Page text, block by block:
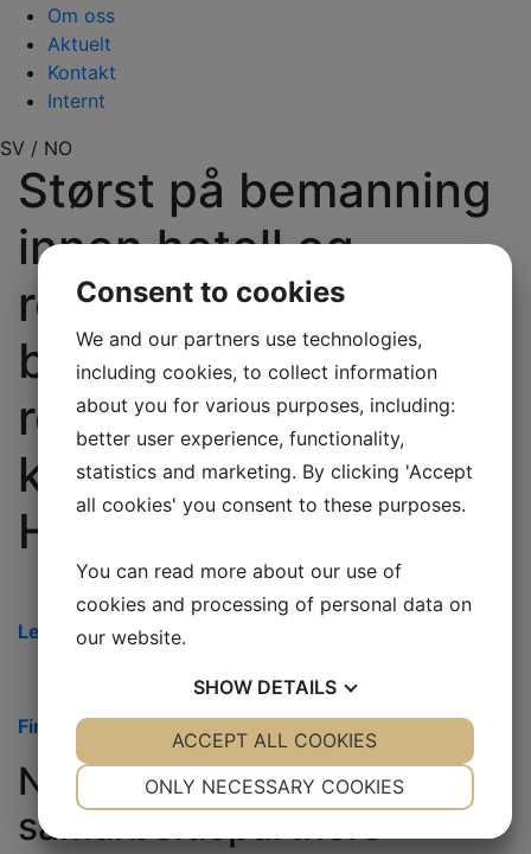
Om oss
Aktuelt
Kontakt
Internt
SV / NO
Størst på bemanning
innen hotell og
restaurant. Vi tilbyr
bemannings-
rekrutterings- og
kontraktløsninger til
HoReCa-bransjen
Ledige jobber
Finn ansatte
Noen av våre
samarbeidspartnere
Consent to cookies
We and our partners use technologies,
including cookies, to collect information
about you for various purposes, including:
better user experience, functionality,
statistics and marketing. By clicking 'Accept
all cookies' you consent to these purposes.
You can read more about our use of
cookies and processing of personal data on
our website.
SHOW DETAILS
YES NO YES NO
ONLY NECESSARY COOKIES
ACCEPT ALL COOKIES